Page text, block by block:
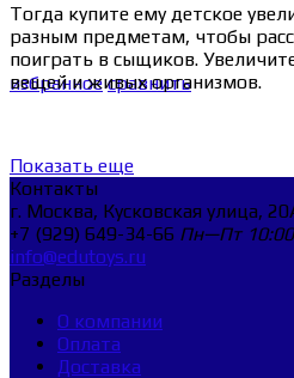
избранное сравнить
Тогда купите ему детское
разным предметам, чтобы
поиграть в сыщиков.
вещей и живых организмов.
Показать еще
Контакты
г. Москва, Кусковская улица,
+7 (929) 649-34-66 Пн—Пт
info@edutoys.ru
Разделы
О компании
Оплата
Доставка